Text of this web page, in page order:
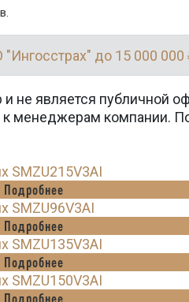
до 15 000 000
не является публичной
менеджерам компании.
SMZU215V3AI
Подробнее
SMZU96V3AI
Подробнее
SMZU135V3AI
Подробнее
SMZU150V3AI
Подробнее